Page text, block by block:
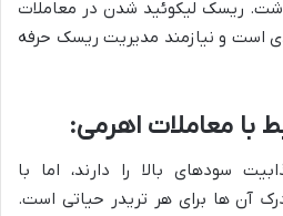
ریسک لیکوئید شدن در معاملات
است و نیازمند مدیریت ریسک حرفه
با معاملات اهرمی:
سودهای بالا را دارند، اما با
آن ها برای هر تریدر حیاتی است.